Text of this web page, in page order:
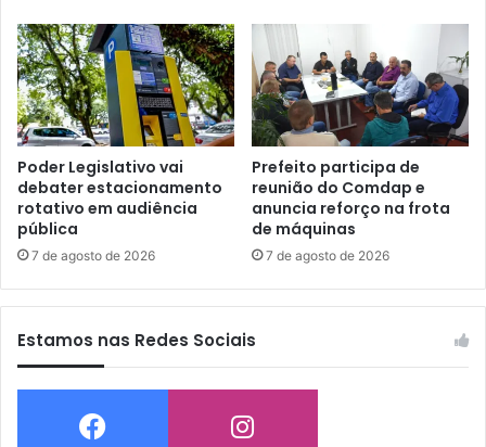
Poder Legislativo vai
debater estacionamento
rotativo em audiência
pública
7 de agosto de 2026
Prefeito participa de
reunião do Comdap e
anuncia reforço na frota
de máquinas
7 de agosto de 2026
Estamos nas Redes Sociais